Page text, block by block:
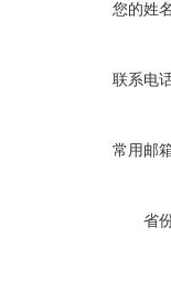
您的姓
联系电
常用邮
省